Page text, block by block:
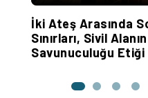
İki Ateş Arasında
Sınırları, Sivil
Savunuculuğu Etiği